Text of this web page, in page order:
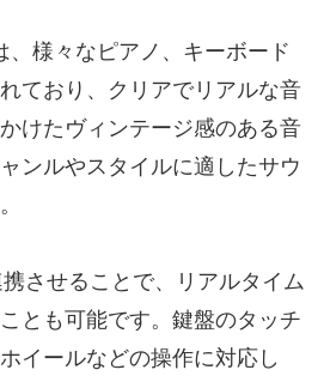
様々なピアノ、キーボード
ており、クリアでリアルな音
けたヴィンテージ感のある音
ンルやスタイルに適したサウ
させることで、リアルタイム
とも可能です。鍵盤のタッチ
イールなどの操作に対応し